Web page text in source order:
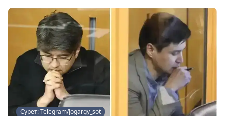
Сурет: Telegram/Jogargy_sot